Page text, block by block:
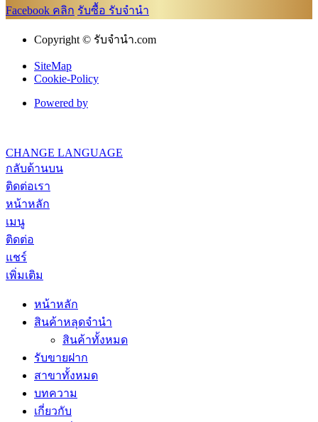
Facebook คลิก รับซื้อ รับจำนำ
Copyright © รับจํานํา.com
SiteMap
Cookie-Policy
Powered by
CHANGE LANGUAGE
กลับด้านบน
ติดต่อเรา
หน้าหลัก
เมนู
ติดต่อ
แชร์
เพิ่มเติม
หน้าหลัก
สินค้าหลุดจำนำ
สินค้าทั้งหมด
รับขายฝาก
สาขาทั้งหมด
บทความ
เกี่ยวกับ